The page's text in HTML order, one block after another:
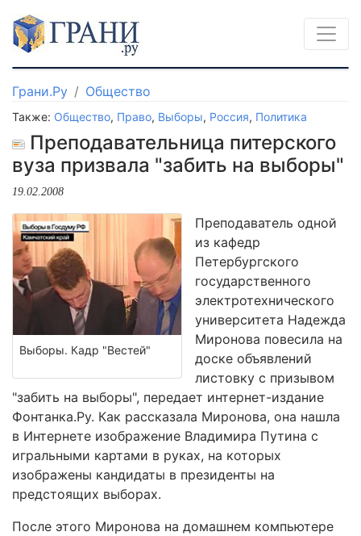
Грани.Ру Общество
Также: Общество, Право, Выборы, Россия, Политика
Преподавательница питерского
вуза призвала "забить на выборы"
19.02.2008
Выборы. Кадр "Вестей"
Преподаватель одной
из кафедр
Петербургского
государственного
электротехнического
университета Надежда
Миронова повесила на
доске объявлений
листовку с призывом
"забить на выборы", передает интернет-издание
Фонтанка.Ру. Как рассказала Миронова, она нашла
в Интернете изображение Владимира Путина с
игральными картами в руках, на которых
изображены кандидаты в президенты на
предстоящих выборах.
После этого Миронова на домашнем компьютере